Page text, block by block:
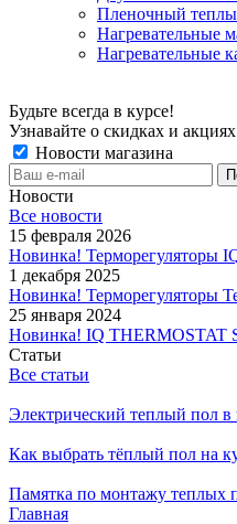
Пленочный
Нагревательные
Нагревательные
Будьте всегда в курсе!
Узнавайте о скидках и
Новости магазина
Новости
Все новости
15 февраля 2026
Новинка! Терморегуляторы
1 декабря 2025
Новинка! Терморегуляторы
25 января 2024
Новинка! IQ THERMOSTAT
Статьи
Все статьи
Электрический теплый пол в
Как выбрать тёплый пол на
Памятка по монтажу теплых
Главная